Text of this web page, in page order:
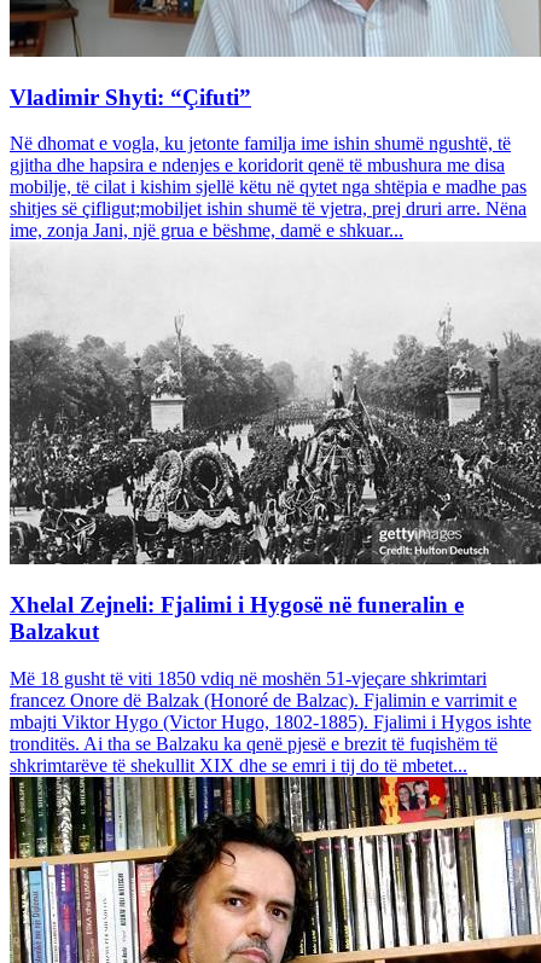
Vladimir Shyti: “Çifuti”
Në dhomat e vogla, ku jetonte familja ime ishin shumë ngushtë, të
gjitha dhe hapsira e ndenjes e koridorit qenë të mbushura me disa
mobilje, të cilat i kishim sjellë këtu në qytet nga shtëpia e madhe pas
shitjes së çifligut;mobiljet ishin shumë të vjetra, prej druri arre. Nëna
ime, zonja Jani, një grua e bëshme, damë e shkuar...
Xhelal Zejneli: Fjalimi i Hygosë në funeralin e
Balzakut
Më 18 gusht të viti 1850 vdiq në moshën 51-vjeçare shkrimtari
francez Onore dë Balzak (Honoré de Balzac). Fjalimin e varrimit e
mbajti Viktor Hygo (Victor Hugo, 1802-1885). Fjalimi i Hygos ishte
tronditës. Ai tha se Balzaku ka qenë pjesë e brezit të fuqishëm të
shkrimtarëve të shekullit XIX dhe se emri i tij do të mbetet...